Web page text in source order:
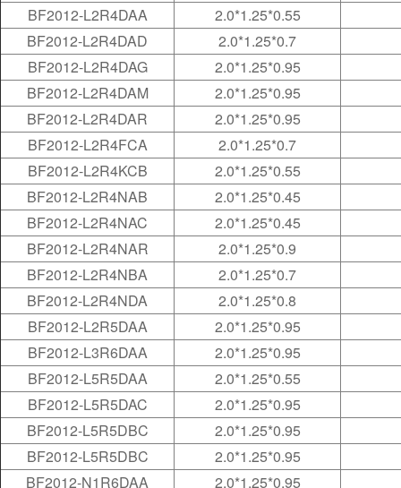
BF2012-L2R4DAA
2.0*1.25*0.55
BF2012-L2R4DAD
2.0*1.25*0.7
BF2012-L2R4DAG
2.0*1.25*0.95
BF2012-L2R4DAM
2.0*1.25*0.95
BF2012-L2R4DAR
2.0*1.25*0.95
BF2012-L2R4FCA
2.0*1.25*0.7
BF2012-L2R4KCB
2.0*1.25*0.55
BF2012-L2R4NAB
2.0*1.25*0.45
BF2012-L2R4NAC
2.0*1.25*0.45
BF2012-L2R4NAR
2.0*1.25*0.9
BF2012-L2R4NBA
2.0*1.25*0.7
BF2012-L2R4NDA
2.0*1.25*0.8
BF2012-L2R5DAA
2.0*1.25*0.95
BF2012-L3R6DAA
2.0*1.25*0.95
BF2012-L5R5DAA
2.0*1.25*0.55
BF2012-L5R5DAC
2.0*1.25*0.95
BF2012-L5R5DBC
2.0*1.25*0.95
BF2012-L5R5DBC
2.0*1.25*0.95
BF2012-N1R6DAA
2.0*1.25*0.95